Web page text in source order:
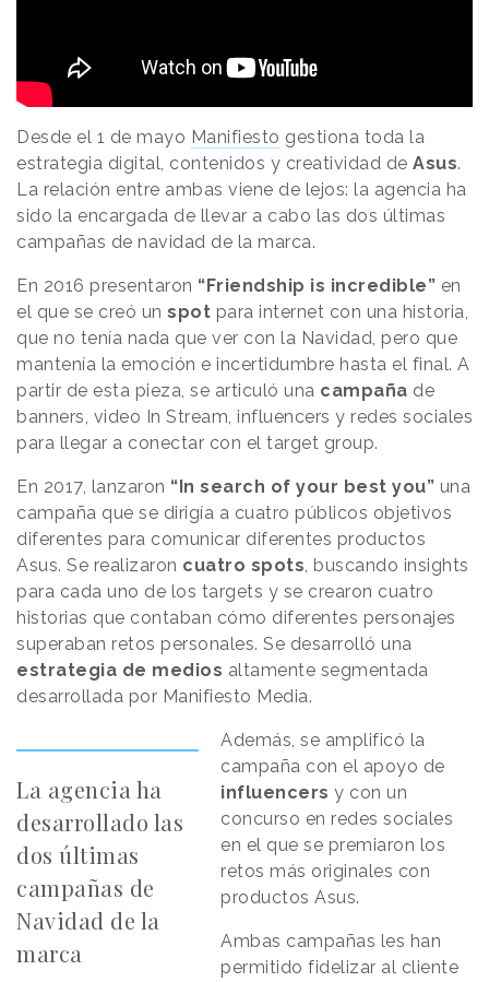
Desde el 1 de mayo Manifiesto gestiona toda la
estrategia digital, contenidos y creatividad de Asus.
La relación entre ambas viene de lejos: la agencia ha
sido la encargada de llevar a cabo las dos últimas
campañas de navidad de la marca.
En 2016 presentaron “Friendship is incredible” en
el que se creó un spot para internet con una historia,
que no tenía nada que ver con la Navidad, pero que
mantenía la emoción e incertidumbre hasta el final. A
partir de esta pieza, se articuló una campaña de
banners, video In Stream, influencers y redes sociales
para llegar a conectar con el target group.
En 2017, lanzaron “In search of your best you” una
campaña que se dirigía a cuatro públicos objetivos
diferentes para comunicar diferentes productos
Asus. Se realizaron cuatro spots, buscando insights
para cada uno de los targets y se crearon cuatro
historias que contaban cómo diferentes personajes
superaban retos personales. Se desarrolló una
estrategia de medios altamente segmentada
desarrollada por Manifiesto Media.
La agencia ha
desarrollado las
dos últimas
campañas de
Navidad de la
marca
Además, se amplificó la
campaña con el apoyo de
influencers y con un
concurso en redes sociales
en el que se premiaron los
retos más originales con
productos Asus.
Ambas campañas les han
permitido fidelizar al cliente